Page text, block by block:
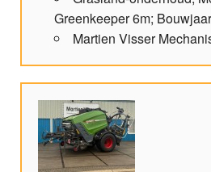
Greenkeeper 6m;
Martien Visser